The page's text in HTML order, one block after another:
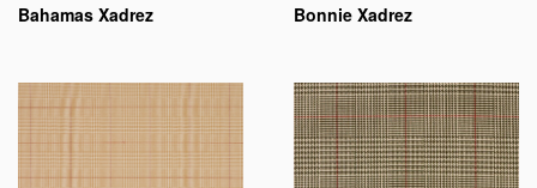
Bahamas Xadrez Bonnie Xadrez